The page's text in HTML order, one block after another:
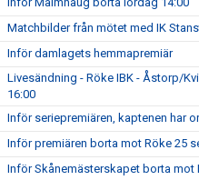
Matchbilder från mötet med IK
Inför damlagets hemmapremiär
Livesändning - Röke IBK - Åstorp/
16:00
Inför seriepremiären, kaptenen har
Inför premiären borta mot Röke 25
Inför Skånemästerskapet borta mot